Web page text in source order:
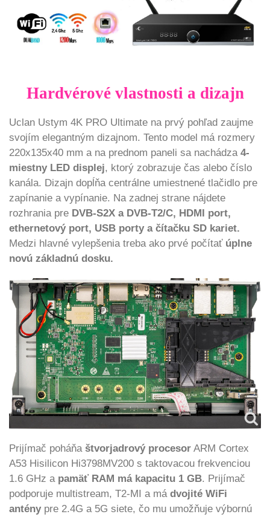
Hardvérové vlastnosti a dizajn
Uclan Ustym 4K PRO Ultimate na prvý pohľad zaujme
svojím elegantným dizajnom. Tento model má rozmery
220x135x40 mm a na prednom paneli sa nachádza 4-
miestny LED displej, ktorý zobrazuje čas alebo číslo
kanála. Dizajn dopĺňa centrálne umiestnené tlačidlo pre
zapínanie a vypínanie. Na zadnej strane nájdete
rozhrania pre DVB-S2X a DVB-T2/C, HDMI port,
ethernetový port, USB porty a čítačku SD kariet.
Medzi hlavné vylepšenia treba ako prvé počítať úplne
novú základnú dosku.
Prijímač poháňaštvorjadrový procesor ARM Cortex
A53 Hisilicon Hi3798MV200 s taktovacou frekvenciou
1.6 GHz a pamäť RAM má kapacitu 1 GB. Prijímač
podporuje multistream, T2-MI a má dvojité WiFi
anténypre 2.4G a 5G siete, čo mu umožňuje výbornú